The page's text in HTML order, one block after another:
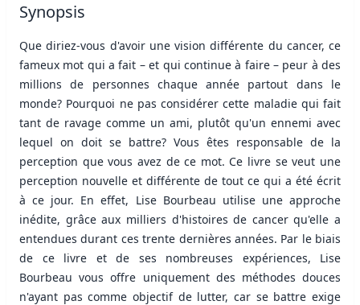
Synopsis
Que diriez-vous d'avoir une vision différente du cancer, ce
fameux mot qui a fait – et qui continue à faire – peur à des
millions de personnes chaque année partout dans le
monde? Pourquoi ne pas considérer cette maladie qui fait
tant de ravage comme un ami, plutôt qu'un ennemi avec
lequel on doit se battre? Vous êtes responsable de la
perception que vous avez de ce mot. Ce livre se veut une
perception nouvelle et différente de tout ce qui a été écrit
à ce jour. En effet, Lise Bourbeau utilise une approche
inédite, grâce aux milliers d'histoires de cancer qu'elle a
entendues durant ces trente dernières années. Par le biais
de ce livre et de ses nombreuses expériences, Lise
Bourbeau vous offre uniquement des méthodes douces
n'ayant pas comme objectif de lutter, car se battre exige